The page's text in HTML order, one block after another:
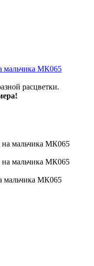
мальчика МК065
расцветки.
мальчика МК065